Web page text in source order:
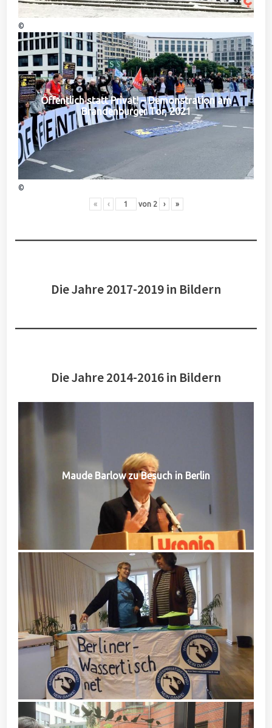
©
Öffentlich statt Privat! – Demonstration am
Brandenburger Tor, 2021
©
« ‹ von 2 › »
Die Jahre 2017-2019 in Bildern
Die Jahre 2014-2016 in Bildern
Maude Barlow zu Besuch in Berlin